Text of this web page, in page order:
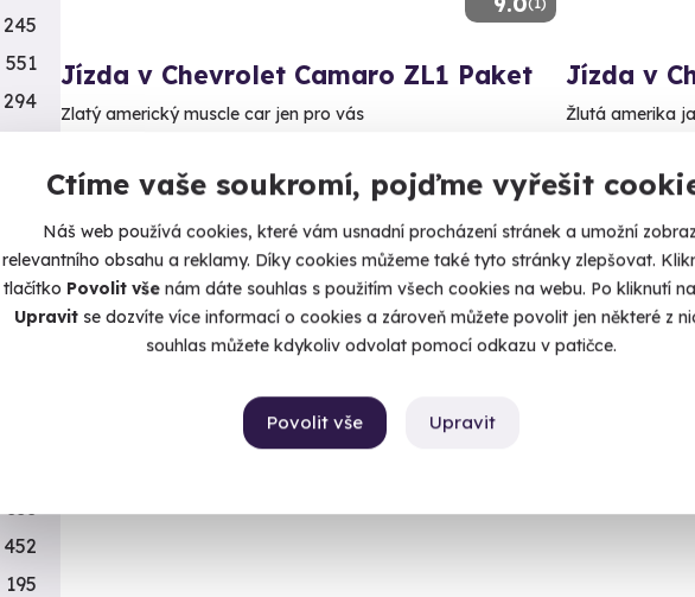
Ctíme vaše soukromí, pojďme vyřešit
Náš web používá cookies, které vám usnadní procházení stránek a umožní
relevantního obsahu a reklamy. Díky cookies můžeme také tyto stránky zlepšovat.
tlačítko Povolit vše nám dáte souhlas s použitím všech cookies na webu. Po kliknutí
Upravitse dozvíte více informací o cookies a zároveň můžete povolit jen některé z
souhlas můžete kdykoliv odvolat pomocí odkazu v patičce.
Upravit
Povolit vše
Jízda v Chevrolet Camaro ZL1 Paket
Zlatý americký muscle car jen pro vás
(+ 6 dalších lokalit)
1 399 Kč
Jízda v
Žlutá amerika
Trmice
(+ 6
1 199 Kč
245
551
294
450
4
196
31
353
452
195